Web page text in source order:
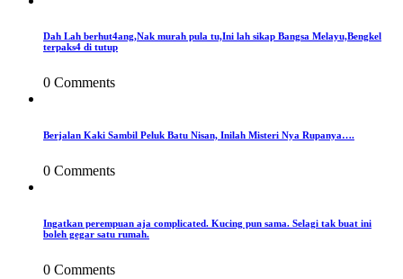
Dah Lah berhut4ang,Nak murah pula tu,Ini lah sikap Bangsa Melayu,Bengkel
terpaks4 di tutup
0 Comments
Berjalan Kaki Sambil Peluk Batu Nisan, Inilah Misteri Nya Rupanya….
0 Comments
Ingatkan perempuan aja complicated. Kucing pun sama. Selagi tak buat ini
boleh gegar satu rumah.
0 Comments